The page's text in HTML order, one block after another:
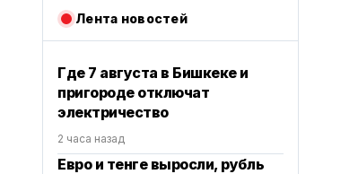
Лента новостей
Где 7 августа в Бишкеке и
пригороде отключат
электричество
2 часа назад
Евро и тенге выросли, рубль